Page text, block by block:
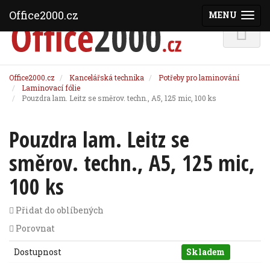
Office2000.cz Kancelářská technika
Potřeby pro laminování
Laminovací fólie
Pouzdra lam. Leitz se směrov. techn., A5, 125 mic, 100 ks
Pouzdra lam. Leitz se
směrov. techn., A5, 125 mic,
100 ks
Přidat do oblíbených
Porovnat
Dostupnost Skladem
MENU
Office2000.cz